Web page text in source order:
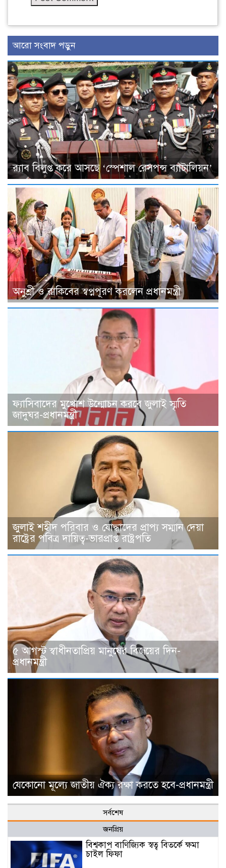
আরো সংবাদ পড়ুন
র‌্যাব বিলুপ্ত করে আসছে ‘স্পেশাল রেসপন্স ব্যাটালিয়ন’
অনুশ্রী ও রাকিবের স্বপ্নপূরণ করলেন প্রধানমন্ত্রী
ফ্যাসিবাদের মুখোশ উন্মোচন করবে জুলাই স্মৃতি
জাদুঘর-প্রধানমন্ত্রী
জুলাই শহীদ পরিবার ও যোদ্ধাদের প্রাপ্য সম্মান দেয়া
রাষ্ট্রের পবিত্র দায়িত্ব-ভারপ্রাপ্ত রাষ্ট্রপতি
৫ আগস্ট স্বাধীনতাপ্রিয় মানুষের বিজয়ের দিন-
প্রধানমন্ত্রী
যেকোনো মূল্যে জাতীয় ঐক্য রক্ষা করতে হবে-প্রধানমন্ত্রী
সর্বশেষ
জনপ্রিয়
বিশ্বকাপ বাণিজ্যিক স্বত্ব বিতর্কে ক্ষমা
চাইল ফিফা